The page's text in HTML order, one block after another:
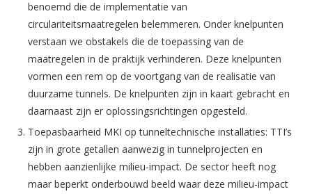
benoemd die de implementatie van
circulariteitsmaatregelen belemmeren. Onder knelpunten
verstaan we obstakels die de toepassing van de
maatregelen in de praktijk verhinderen. Deze knelpunten
vormen een rem op de voortgang van de realisatie van
duurzame tunnels. De knelpunten zijn in kaart gebracht en
daarnaast zijn er oplossingsrichtingen opgesteld.
Toepasbaarheid MKI op tunneltechnische installaties: TTI’s
zijn in grote getallen aanwezig in tunnelprojecten en
hebben aanzienlijke milieu-impact. De sector heeft nog
maar beperkt onderbouwd beeld waar deze milieu-impact